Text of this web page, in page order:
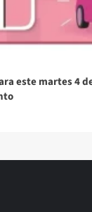
este martes 4